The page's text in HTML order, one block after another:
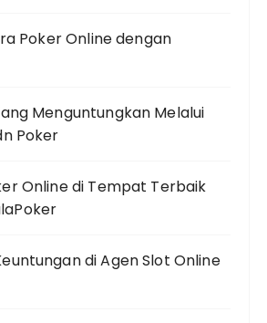
Poker Online dengan
Menguntungkan Melalui
Poker
Online di Tempat Terbaik
di Agen Slot Online